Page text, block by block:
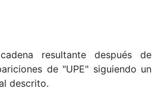
resultante después de
de "UPE" siguiendo un
descrito.